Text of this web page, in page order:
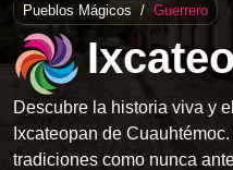
Pueblos Mágicos / Guerrero
Descubre la historia viva y
Ixcateopan de
tradiciones como nunca